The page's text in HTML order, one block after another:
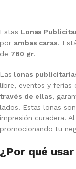
Estas Lonas
por ambas caras.
de 760 gr.
Las lonas
libre, eventos y ferias
través de ellas,
lados. Estas lonas
impresión duradera.
promocionando tu
¿Por qué usar